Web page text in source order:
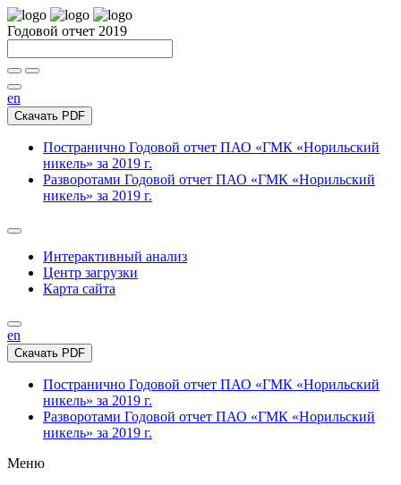
Годовой отчет 2019
en
Скачать PDF
Постранично Годовой отчет ПАО «ГМК «Норильский
никель» за 2019 г.
Разворотами Годовой отчет ПАО «ГМК «Норильский
никель» за 2019 г.
Интерактивный анализ
Центр загрузки
Карта сайта
en
Скачать PDF
Постранично Годовой отчет ПАО «ГМК «Норильский
никель» за 2019 г.
Разворотами Годовой отчет ПАО «ГМК «Норильский
никель» за 2019 г.
Меню